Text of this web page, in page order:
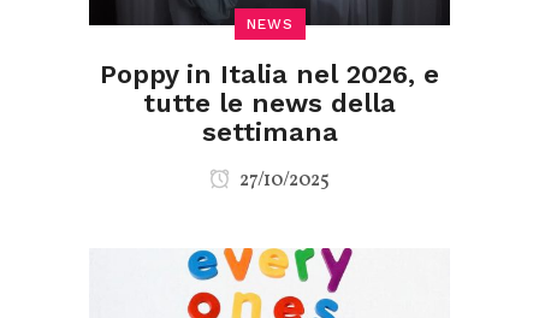
NEWS
Poppy in Italia nel 2026, e
tutte le news della
settimana
27/10/2025